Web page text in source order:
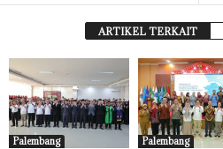
ARTIKEL TERKAIT
Palembang Palembang